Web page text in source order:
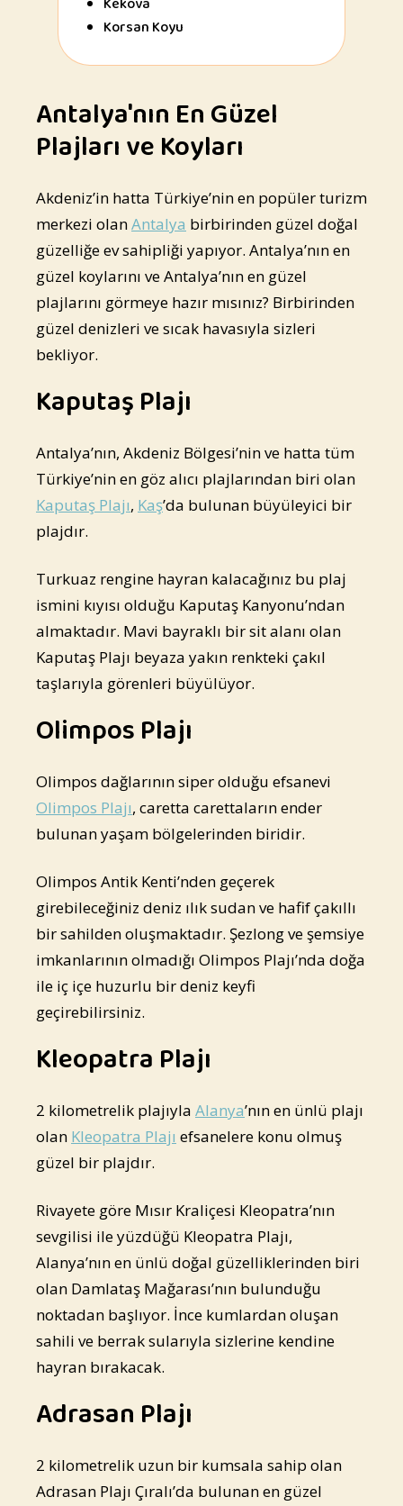
Korsan Koyu
Antalya'nın En Güzel
Plajları ve Koyları
Akdeniz’in hatta Türkiye’nin en popüler turizm
merkezi olanAntalya birbirinden güzel doğal
güzelliğe ev sahipliği yapıyor. Antalya’nın en
güzel koylarını ve Antalya’nın en güzel
plajlarını görmeye hazır mısınız? Birbirinden
güzel denizleri ve sıcak havasıyla sizleri
bekliyor.
Kaputaş Plajı
Antalya’nın, Akdeniz Bölgesi’nin ve hatta tüm
Türkiye’nin en göz alıcı plajlarından biri olan
Kaputaş Plajı, Kaş’da bulunan büyüleyici bir
plajdır.
Turkuaz rengine hayran kalacağınız bu plaj
ismini kıyısı olduğu Kaputaş Kanyonu’ndan
almaktadır. Mavi bayraklı bir sit alanı olan
Kaputaş Plajı beyaza yakın renkteki çakıl
taşlarıyla görenleri büyülüyor.
Olimpos Plajı
Olimpos dağlarının siper olduğu efsanevi
Olimpos Plajı, caretta carettaların ender
bulunan yaşam bölgelerinden biridir.
Olimpos Antik Kenti’nden geçerek
girebileceğiniz deniz ılık sudan ve hafif çakıllı
bir sahilden oluşmaktadır. Şezlong ve şemsiye
imkanlarının olmadığı Olimpos Plajı’nda doğa
ile iç içe huzurlu bir deniz keyfi
geçirebilirsiniz.
Kleopatra Plajı
2 kilometrelik plajıyla Alanya’nın en ünlü plajı
olan Kleopatra Plajı efsanelere konu olmuş
güzel bir plajdır.
Rivayete göre Mısır Kraliçesi Kleopatra’nın
sevgilisi ile yüzdüğü Kleopatra Plajı,
Alanya’nın en ünlü doğal güzelliklerinden biri
olan Damlataş Mağarası’nın bulunduğu
noktadan başlıyor. İnce kumlardan oluşan
sahili ve berrak sularıyla sizlerine kendine
hayran bırakacak.
Adrasan Plajı
2 kilometrelik uzun bir kumsala sahip olan
Adrasan Plajı Çıralı’da bulunan en güzel